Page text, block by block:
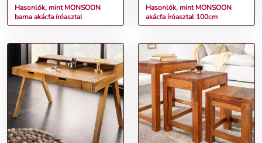
Hasonlók, mint MONSOON
barna akácfa íróasztal
Hasonlók, mint MONSOON
akácfa íróasztal 100cm